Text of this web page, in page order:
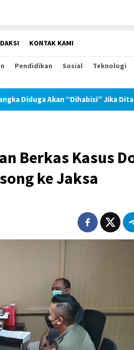
KONTAK KAMI
Pendidikan Sosial Teknologi
Jika Ditangkap, Isu Uang Imbalan
Berkas Kasus
ke Jaksa